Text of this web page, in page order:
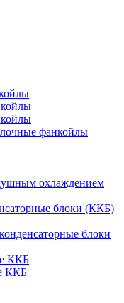
фанкойлы
охлаждением
блоки (ККБ)
блоки
ККБ
ККБ